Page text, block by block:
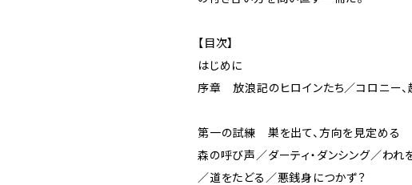
【目次】
はじめに
序章 放浪記のヒロインたち／コロニー、
第一の試練 巣を出て、方向を見定める
森の呼び声／ダーティ・ダンシング／われ
／道をたどる／悪銭身につかず？